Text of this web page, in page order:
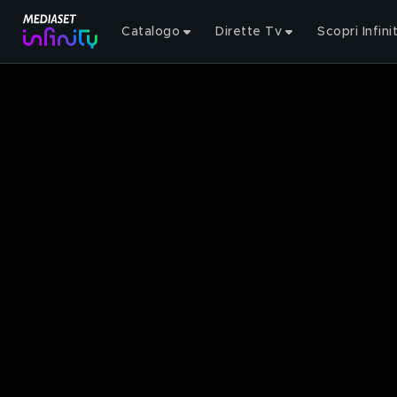
Catalogo Dirette Tv Scopri